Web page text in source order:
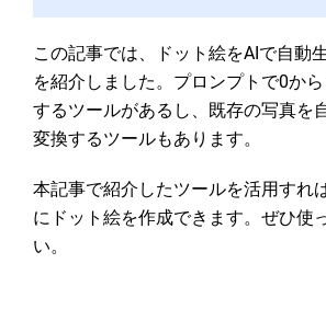
この記事では、ドット絵をAIで自動
を紹介しました。プロンプトで0か
するツールがあるし、既存の写真を
変換するツールもあります。
本記事で紹介したツールを活用すれ
にドット絵を作成できます。ぜひ使
い。